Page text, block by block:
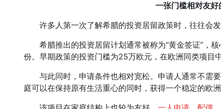
一张门槛相对友
许多人第一次了解希腊的投资居留政策时，往往会
希腊推出的投资居留计划通常被称为“黄金签证”，
份。早期政策的投资门槛为25万欧元，在欧洲同类项目
与此同时，申请条件也相对宽松。申请人通常不需
庭可以在保持原有生活重心的同时，获得一个稳定的欧